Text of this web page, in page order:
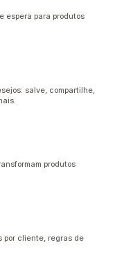
espera para produtos
salve, compartilhe,
produtos
por cliente, regras de